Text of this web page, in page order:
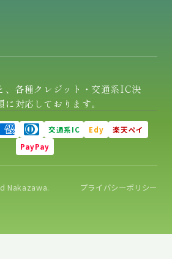
、各種クレジット・交通系IC決
に対応しております。
交通系IC Edy
楽天ペイ
PayPay
Nakazawa. プライバシーポリシー